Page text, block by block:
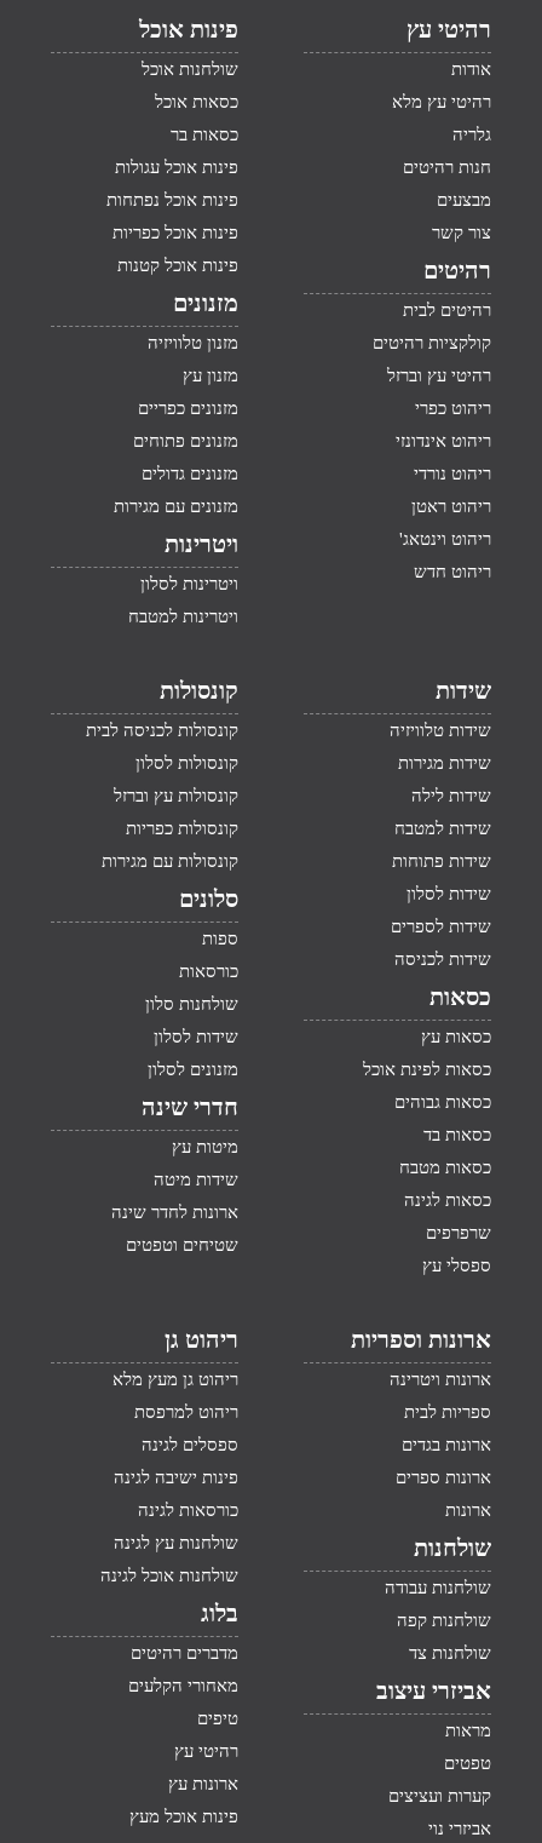
רהיטי עץ
אודות
רהיטי עץ מלא
גלריה
חנות רהיטים
מבצעים
צור קשר
רהיטים
רהיטים לבית
קולקציות רהיטים
רהיטי עץ וברזל
ריהוט כפרי
ריהוט אינדונזי
ריהוט נורדי
ריהוט ראטן
ריהוט וינטאג'
ריהוט חדש
פינות אוכל
שולחנות אוכל
כסאות אוכל
כסאות בר
פינות אוכל עגולות
פינות אוכל נפתחות
פינות אוכל כפריות
פינות אוכל קטנות
מזנונים
מזנון טלוויזיה
מזנון עץ
מזנונים כפריים
מזנונים פתוחים
מזנונים גדולים
מזנונים עם מגירות
ויטרינות
ויטרינות לסלון
ויטרינות למטבח
שידות
שידות טלוויזיה
שידות מגירות
שידות לילה
שידות למטבח
שידות פתוחות
שידות לסלון
שידות לספרים
שידות לכניסה
כסאות
כסאות עץ
כסאות לפינת אוכל
כסאות גבוהים
כסאות בד
כסאות מטבח
כסאות לגינה
שרפרפים
ספסלי עץ
קונסולות
קונסולות לכניסה לבית
קונסולות לסלון
קונסולות עץ וברזל
קונסולות כפריות
קונסולות עם מגירות
סלונים
ספות
כורסאות
שולחנות סלון
שידות לסלון
מזנונים לסלון
חדרי שינה
מיטות עץ
שידות מיטה
ארונות לחדר שינה
שטיחים וטפטים
ארונות וספריות
ארונות ויטרינה
ספריות לבית
ארונות בגדים
ארונות ספרים
ארונות
שולחנות
שולחנות עבודה
שולחנות קפה
שולחנות צד
אביזרי עיצוב
מראות
טפטים
קערות ועציצים
אביזרי נוי
ריהוט גן
ריהוט גן מעץ מלא
ריהוט למרפסת
ספסלים לגינה
פינות ישיבה לגינה
כורסאות לגינה
שולחנות עץ לגינה
שולחנות אוכל לגינה
בלוג
מדברים רהיטים
מאחורי הקלעים
טיפים
רהיטי עץ
ארונות עץ
פינות אוכל מעץ